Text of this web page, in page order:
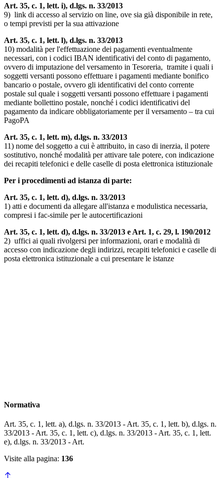
Art. 35, c. 1, lett. i), d.lgs. n. 33/2013
9) link di accesso al servizio on line, ove sia già disponibile in rete,
o tempi previsti per la sua attivazione
Art. 35, c. 1, lett. l), d.lgs. n. 33/2013
10) modalità per l'effettuazione dei pagamenti eventualmente
necessari, con i codici IBAN identificativi del conto di pagamento,
ovvero di imputazione del versamento in Tesoreria, tramite i quali i
soggetti versanti possono effettuare i pagamenti mediante bonifico
bancario o postale, ovvero gli identificativi del conto corrente
postale sul quale i soggetti versanti possono effettuare i pagamenti
mediante bollettino postale, nonché i codici identificativi del
pagamento da indicare obbligatoriamente per il versamento – tra cui
PagoPA
Art. 35, c. 1, lett. m), d.lgs. n. 33/2013
11) nome del soggetto a cui è attribuito, in caso di inerzia, il potere
sostitutivo, nonché modalità per attivare tale potere, con indicazione
dei recapiti telefonici e delle caselle di posta elettronica istituzionale
Per i procedimenti ad istanza di parte:
Art. 35, c. 1, lett. d), d.lgs. n. 33/2013
1) atti e documenti da allegare all'istanza e modulistica necessaria,
compresi i fac-simile per le autocertificazioni
Art. 35, c. 1, lett. d), d.lgs. n. 33/2013 e Art. 1, c. 29, l. 190/2012
2) uffici ai quali rivolgersi per informazioni, orari e modalità di
accesso con indicazione degli indirizzi, recapiti telefonici e caselle di
posta elettronica istituzionale a cui presentare le istanze
Normativa
Art. 35, c. 1, lett. a), d.lgs. n. 33/2013 - Art. 35, c. 1, lett. b), d.lgs. n.
33/2013 - Art. 35, c. 1, lett. c), d.lgs. n. 33/2013 - ​​​​​​​Art. 35, c. 1, lett.
e), d.lgs. n. 33/2013 - Art.
Visite alla pagina: 136